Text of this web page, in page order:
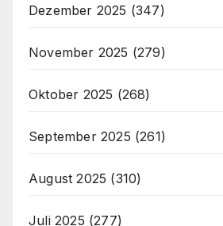
Dezember 2025 (347)
November 2025 (279)
Oktober 2025 (268)
September 2025 (261)
August 2025 (310)
Juli 2025 (277)